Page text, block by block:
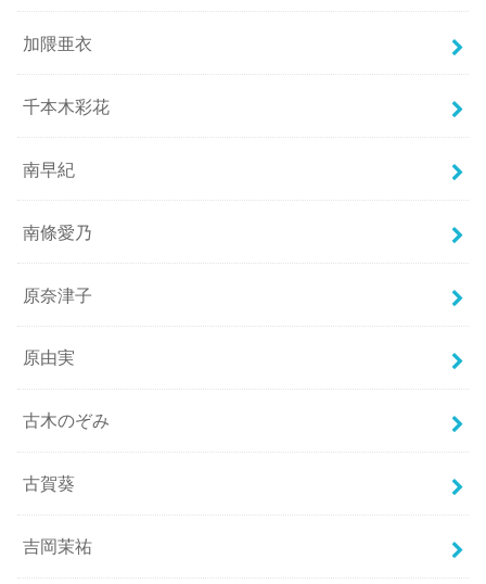
加隈亜衣
千本木彩花
南早紀
南條愛乃
原奈津子
原由実
古木のぞみ
古賀葵
吉岡茉祐